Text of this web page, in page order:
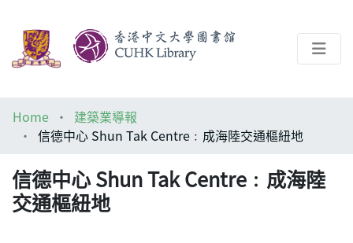
Help
Home
建築業導報
信德中心 Shun Tak Centre﹕成海陸交通樞紐地
信德中心 Shun Tak Centre﹕成海陸
交通樞紐地